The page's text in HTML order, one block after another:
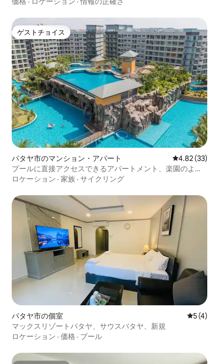
ゲストチョイス
ゲストチョイス
パタヤ市のマンション・アパート レビュー33
4.82 (33)
プールに直接アクセスできるアパートメント、楽園のよう
な環境、高速の専用Wi-Fi、ラグーナ3-モルディブ
ロケーション · 家族 · サイクリング
パタヤ市の個室 レビュー
5 (4)
マックスリゾートパタヤ、サウスパタヤ、新規
ロケーション · 価格 · プール